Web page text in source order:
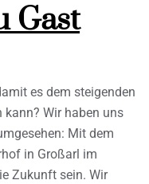
Gast
es dem steigenden
kann? Wir haben uns
Mit dem
in Großarl im
Zukunft sein. Wir